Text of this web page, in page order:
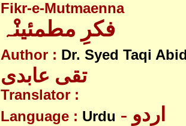
Fikr-e-Mutmaenna
فکرِ مطمئینْہ
Author : Dr. Syed Taqi
تقی عابدی
Translator :
Language : Urdu - اردو